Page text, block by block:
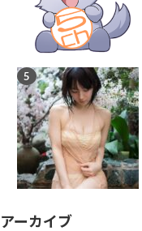
アーカイブ